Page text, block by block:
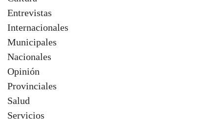
Entrevistas
Internacionales
Municipales
Nacionales
Opinión
Provinciales
Salud
Servicios